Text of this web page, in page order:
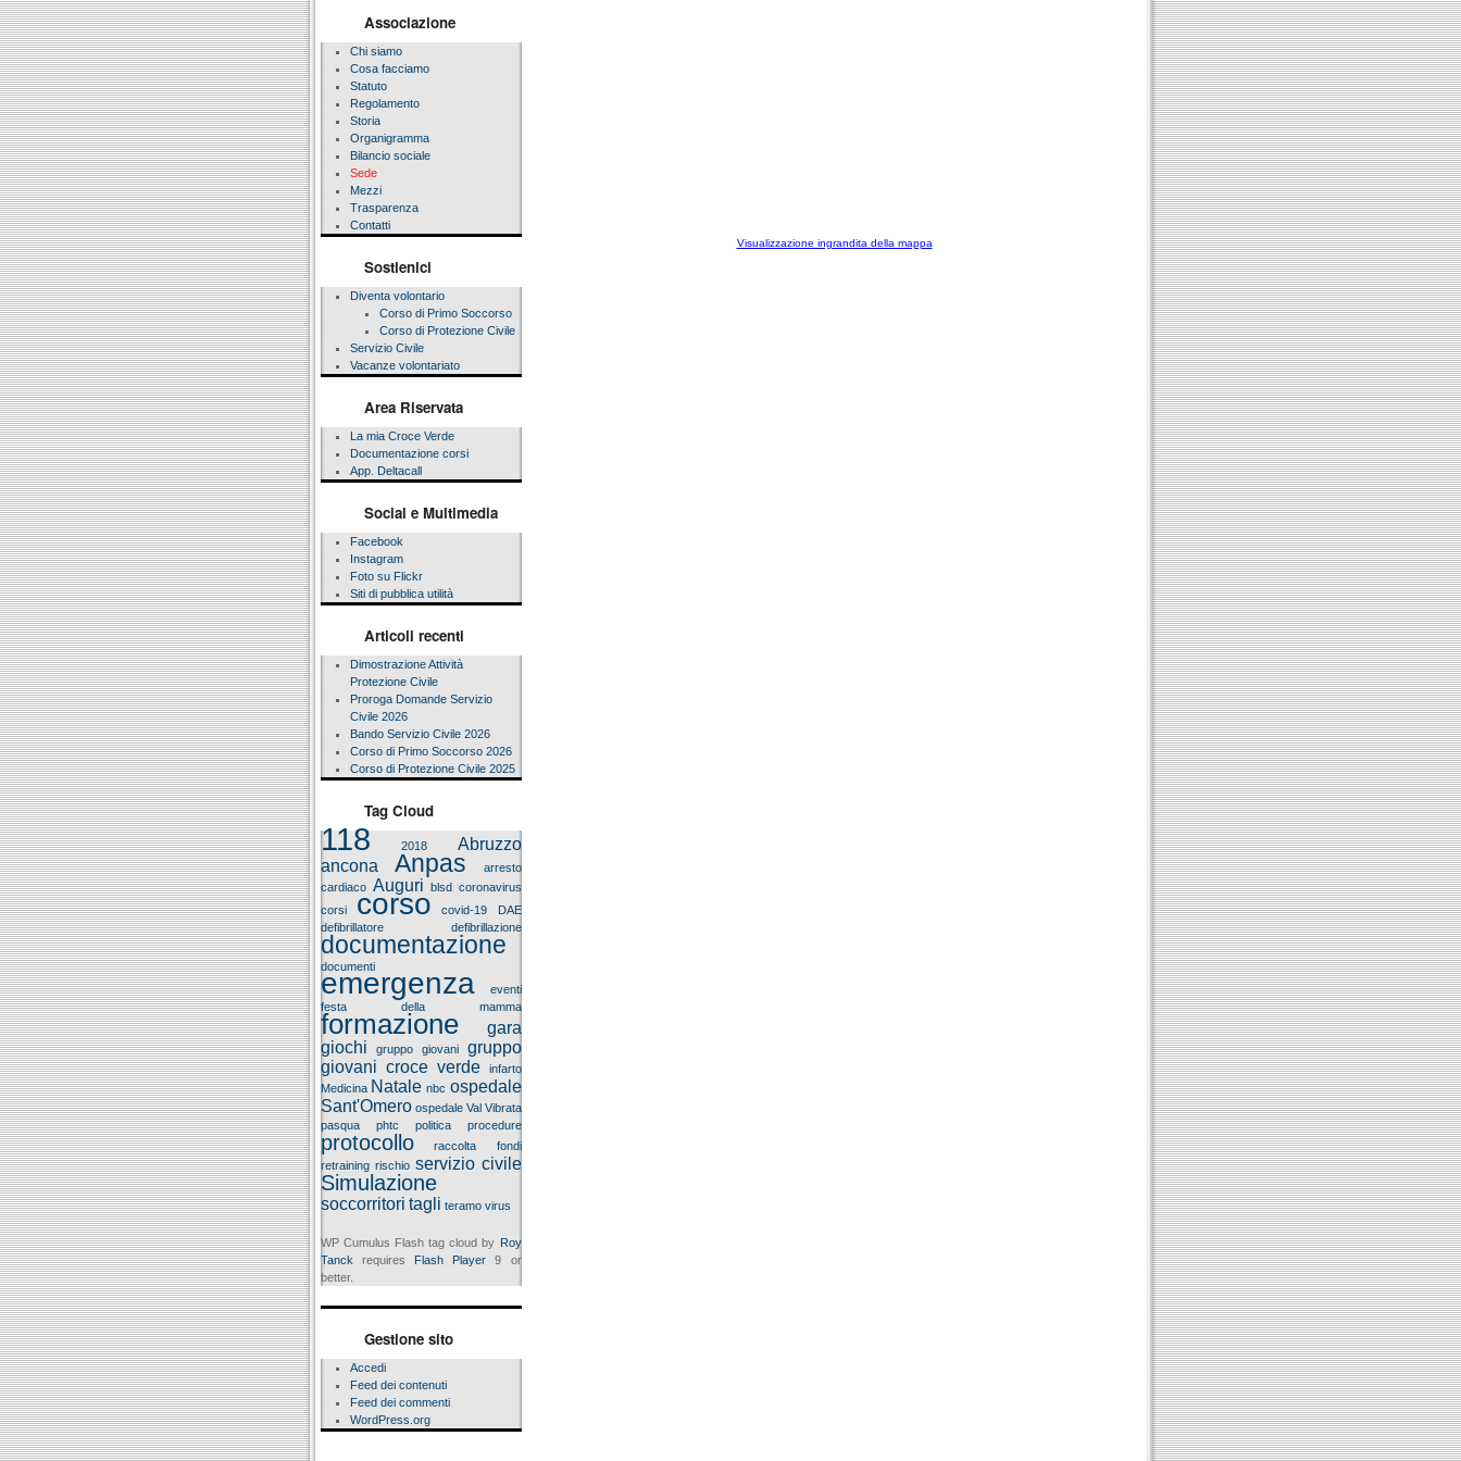
Associazione
Chi siamo
Cosa facciamo
Statuto
Regolamento
Storia
Organigramma
Bilancio sociale
Sede
Mezzi
Trasparenza
Contatti
Sostienici
Diventa volontario
Corso di Primo Soccorso
Corso di Protezione Civile
Servizio Civile
Vacanze volontariato
Area Riservata
La mia Croce Verde
Documentazione corsi
App. Deltacall
Social e Multimedia
Facebook
Instagram
Foto su Flickr
Siti di pubblica utilità
Articoli recenti
Dimostrazione Attività
Protezione Civile
Proroga Domande Servizio
Civile 2026
Bando Servizio Civile 2026
Corso di Primo Soccorso 2026
Corso di Protezione Civile 2025
Tag Cloud
118 2018
Abruzzo
ancona
Anpas
arresto
cardiaco
Auguri blsd coronavirus
corsi
corso covid-19
DAE
defibrillatore
defibrillazione
documentazione
documenti
emergenza
eventi
festa della mamma
formazione
gara
giochi
gruppo giovani
gruppo
giovani croce verde
infarto
Medicina Natale nbc ospedale
Sant'Omero ospedale Val Vibrata
pasqua
phtc politica procedure
protocollo
raccolta fondi
retraining rischio servizio civile
Simulazione
soccorritori tagli teramo virus
WP Cumulus Flash tag cloud by Roy
Tanck requires Flash Player 9 or
better.
Gestione sito
Accedi
Feed dei contenuti
Feed dei commenti
WordPress.org
Visualizzazione ingrandita della mappa